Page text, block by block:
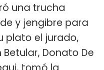
una trucha
y jengibre para
plato el jurado,
Donato De